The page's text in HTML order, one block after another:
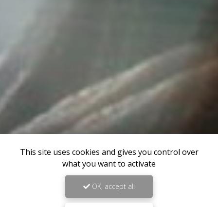
This site uses cookies and gives you control over
what you want to activate
OK, accept all